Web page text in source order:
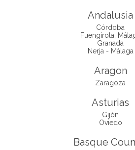
Andalusia
Córdoba
Fuengirola,
Granada
Nerja - Málaga
Aragon
Zaragoza
Asturias
Gijón
Oviedo
Basque